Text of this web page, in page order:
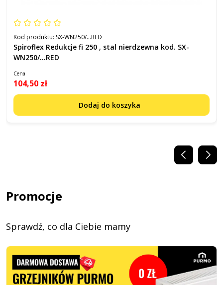
Kod produktu: SX-WN250/...RED
Spiroflex Redukcje fi 250 , stal nierdzewna kod. SX-
WN250/...RED
Cena
104,50 zł
Dodaj do koszyka
Promocje
Sprawdź, co dla Ciebie mamy